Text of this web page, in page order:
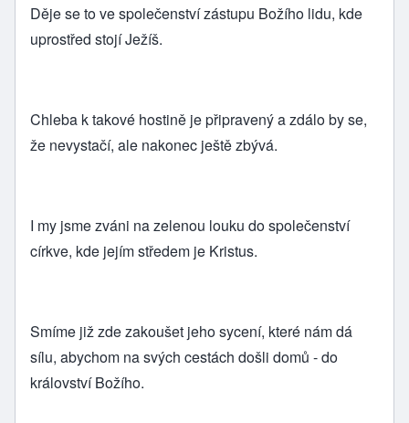
Děje se to ve společenství zástupu Božího lidu, kde
uprostřed stojí Ježíš.
Chleba k takové hostině je připravený a zdálo by se,
že nevystačí, ale nakonec ještě zbývá.
I my jsme zváni na zelenou louku do společenství
církve, kde jejím středem je Kristus.
Smíme již zde zakoušet jeho sycení, které nám dá
sílu, abychom na svých cestách došli domů - do
království Božího.